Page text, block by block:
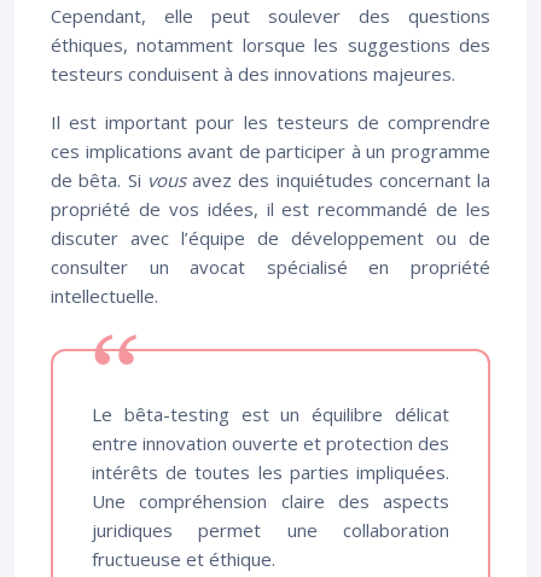
Cependant, elle peut soulever des questions
éthiques, notamment lorsque les suggestions des
testeurs conduisent à des innovations majeures.
Il est important pour les testeurs de comprendre
ces implications avant de participer à un programme
de bêta. Si vousavez des inquiétudes concernant la
propriété de vos idées, il est recommandé de les
discuter avec l’équipe de développement ou de
consulter un avocat spécialisé en propriété
intellectuelle.
Le bêta-testing est un équilibre délicat
entre innovation ouverte et protection des
intérêts de toutes les parties impliquées.
Une compréhension claire des aspects
juridiques permet une collaboration
fructueuse et éthique.